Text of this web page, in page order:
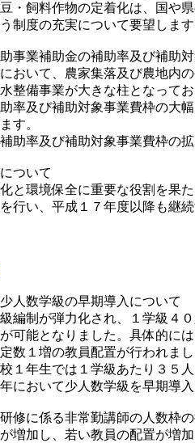
・飼料作物の定着化は、国や
制度の充実について要望しま
事業補助金の補助率及び補助
おいて、農家集落及び農地内
整備事業が大きな柱となって
率及び補助対象事業費枠の大
す。
助率及び補助対象事業費枠の
ついて
と環境保全に重要な役割を果
行い、平成１７年度以降も継
人数学級の早期導入について
制が弾力化され、１学級４０
可能となりました。具体的に
数１増の教員配置が行われま
１年生では１学級あたり３５
において少人数学級を早期導
修に係る非常勤講師の人数枠
加し、若い教員の配置が増加